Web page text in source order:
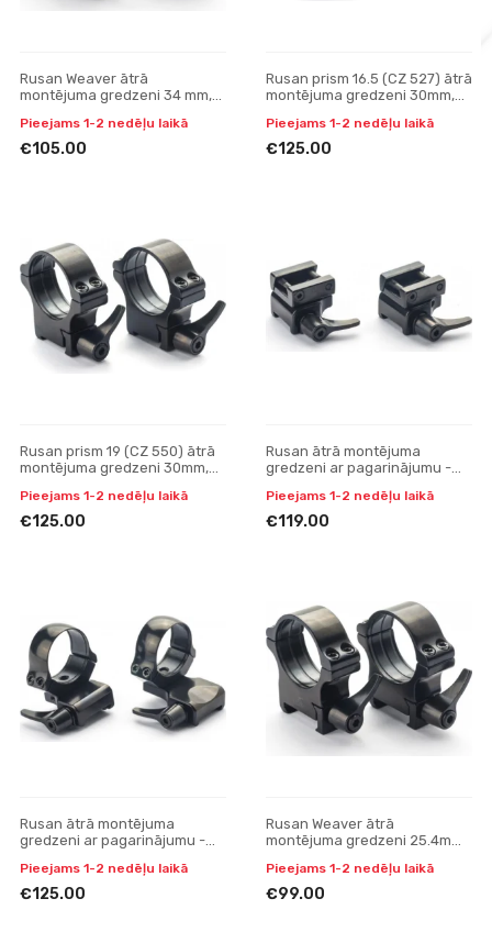
Rusan Weaver ātrā
montējuma gredzeni 34 mm,
Pieejams 1-2 nedēļu laikā
€105.00
Rusan prism 16.5 (CZ 527) ātrā
montējuma gredzeni 30mm,
Pieejams 1-2 nedēļu laikā
€125.00
Rusan prism 19 (CZ 550) ātrā
montējuma gredzeni 30mm,
Pieejams 1-2 nedēļu laikā
€125.00
Rusan ātrā montējuma
gredzeni ar pagarinājumu -
Pieejams 1-2 nedēļu laikā
€119.00
Rusan ātrā montējuma
gredzeni ar pagarinājumu -
Pieejams 1-2 nedēļu laikā
€125.00
Rusan Weaver ātrā
montējuma gredzeni 25.4mm,
Pieejams 1-2 nedēļu laikā
€99.00